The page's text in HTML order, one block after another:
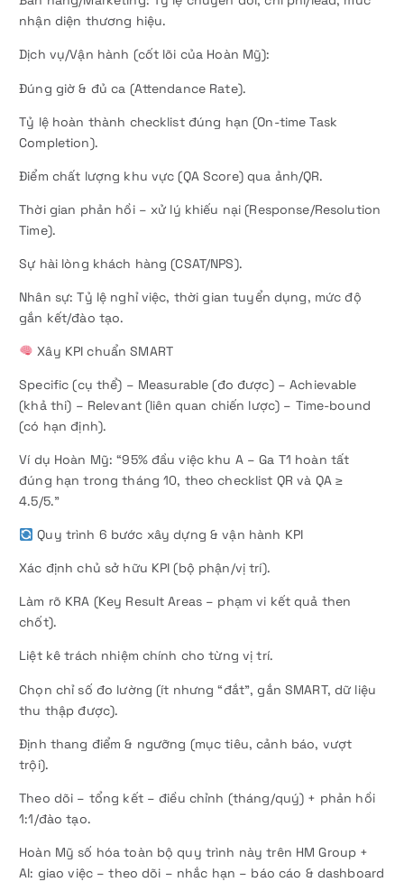
nhận diện thương hiệu.
Dịch vụ/Vận hành (cốt lõi của Hoàn Mỹ):
Đúng giờ & đủ ca (Attendance Rate).
Tỷ lệ hoàn thành checklist đúng hạn (On-time Task
Completion).
Điểm chất lượng khu vực (QA Score) qua ảnh/QR.
Thời gian phản hồi – xử lý khiếu nại (Response/Resolution
Time).
Sự hài lòng khách hàng (CSAT/NPS).
Nhân sự: Tỷ lệ nghỉ việc, thời gian tuyển dụng, mức độ
gắn kết/đào tạo.
Xây KPI chuẩn SMART
Specific (cụ thể) – Measurable (đo được) – Achievable
(khả thi) – Relevant (liên quan chiến lược) – Time-bound
(có hạn định).
Ví dụ Hoàn Mỹ: “95% đầu việc khu A – Ga T1 hoàn tất
đúng hạn trong tháng 10, theo checklist QR và QA ≥
4.5/5.”
Quy trình 6 bước xây dựng & vận hành KPI
Xác định chủ sở hữu KPI (bộ phận/vị trí).
Làm rõ KRA (Key Result Areas – phạm vi kết quả then
chốt).
Liệt kê trách nhiệm chính cho từng vị trí.
Chọn chỉ số đo lường (ít nhưng “đắt”, gắn SMART, dữ liệu
thu thập được).
Định thang điểm & ngưỡng (mục tiêu, cảnh báo, vượt
trội).
Theo dõi – tổng kết – điều chỉnh (tháng/quý) + phản hồi
1:1/đào tạo.
Hoàn Mỹ số hóa toàn bộ quy trình này trên HM Group +
AI: giao việc – theo dõi – nhắc hạn – báo cáo & dashboard